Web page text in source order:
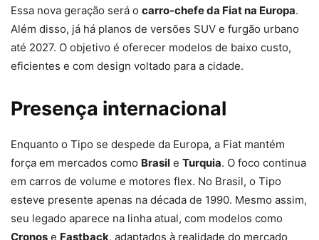
Essa nova geração será o carro-chefe da Fiat na Europa.
Além disso, já há planos de versões SUV e furgão urbano
até 2027. O objetivo é oferecer modelos de baixo custo,
eficientes e com design voltado para a cidade.
Presença internacional
Enquanto o Tipo se despede da Europa, a Fiat mantém
força em mercados como Brasil e Turquia. O foco continua
em carros de volume e motores flex. No Brasil, o Tipo
esteve presente apenas na década de 1990. Mesmo assim,
seu legado aparece na linha atual, com modelos como
Cronos e Fastback, adaptados à realidade do mercado